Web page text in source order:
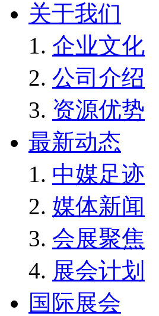
关于我们
企业文化
公司介绍
资源优势
最新动态
中媒足迹
媒体新闻
会展聚焦
展会计划
国际展会